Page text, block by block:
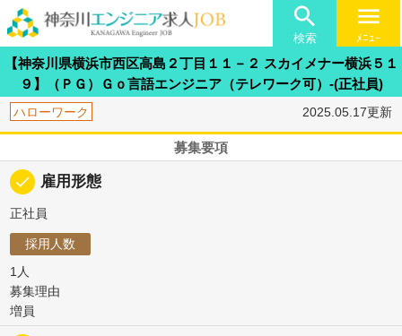

検索
menu
ﾒﾆｭｰ
【神奈川県横浜市西区高島２丁目１１－２ スカイメナー横浜５１
９】（ＰＧ）Ｇｏ言語エンジニア（テレワーク可）-(正社員)
ハローワーク 2025.05.17更新
募集要項
done 雇用形態
正社員
採用人数
1人
募集理由
増員